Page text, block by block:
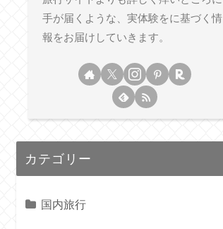
手が届くような、実体験をに基づく情
報をお届けしていきます。
カテゴリー
国内旅行